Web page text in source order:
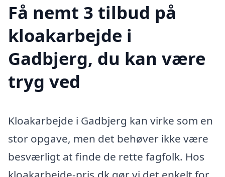
Få nemt 3 tilbud på
kloakarbejde i
Gadbjerg, du kan være
tryg ved
Kloakarbejde i Gadbjerg kan virke som en
stor opgave, men det behøver ikke være
besværligt at finde de rette fagfolk. Hos